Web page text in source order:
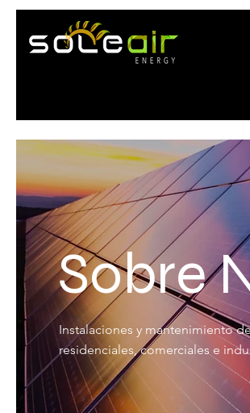
Sobre
Instalaciones y mantenimiento
residenciales, comerciales e